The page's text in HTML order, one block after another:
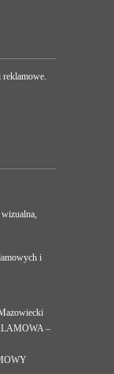
reklamowe.
i
–